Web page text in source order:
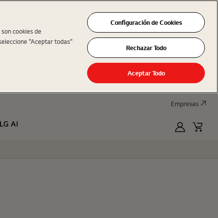
Empresas
LG AI
MyLGCart
cookies de
"Aceptar todas"
Configuración de Cookies
Rechazar Todo
Aceptar Todo